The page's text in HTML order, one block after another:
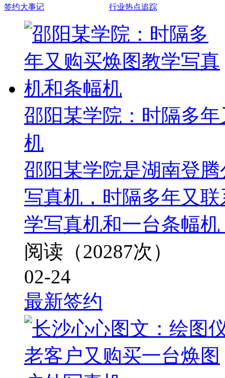
签约大事记 行业热点追踪
邵阳某学院：时隔多
机
邵阳某学院是湖南登
写真机，时隔多年又
学写真机和一台条幅
阅读（20287次）
02-24
最新签约